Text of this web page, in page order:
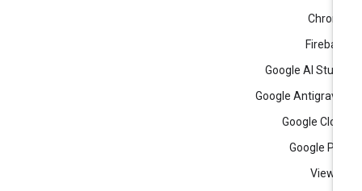
Google AI
Google
Google
Google
View